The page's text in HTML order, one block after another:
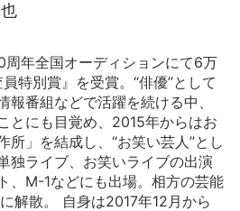
年全国オーディションにて6万
特別賞』を受賞。“俳優”として
報番組などで活躍を続ける中、
とにも目覚め、2015年からはお
所」を結成し、“お笑い芸人”とし
独ライブ、お笑いライブの出演
、M-1などにも出場。相方の芸能
解散。 自身は2017年12月から